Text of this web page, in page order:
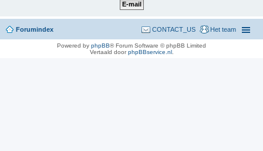
Forumindex Het team
CONTACT_US
Powered by phpBB® Forum Software © phpBB Limited
Vertaald doorphpBBservice.nl.